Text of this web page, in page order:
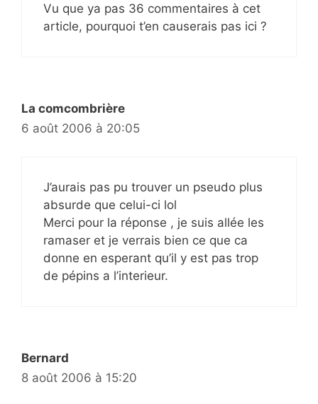
Vu que ya pas 36 commentaires à cet
article, pourquoi t’en causerais pas ici ?
La comcombrière
6 août 2006 à 20:05
J’aurais pas pu trouver un pseudo plus
absurde que celui-ci lol
Merci pour la réponse , je suis allée les
ramaser et je verrais bien ce que ca
donne en esperant qu’il y est pas trop
de pépins a l’interieur.
Bernard
8 août 2006 à 15:20